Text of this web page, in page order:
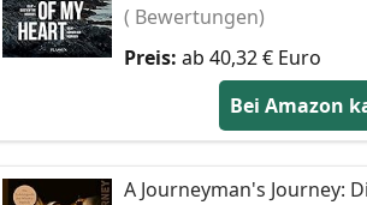
( Bewertungen)
Preis: ab 40,32 € Euro
Bei Amazon
A Journeyman's Journey: